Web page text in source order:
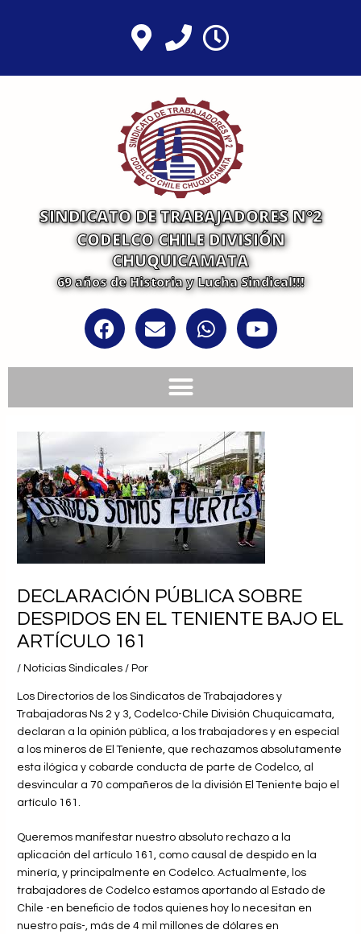
SINDICATO DE TRABAJADORES N°2
CODELCO CHILE DIVISIÓN
CHUQUICAMATA
69 años de Historia y Lucha Sindical!!!
a
c
n
v
h
a
p
o
u
DECLARACIÓN PÚBLICA SOBRE
DESPIDOS EN EL TENIENTE BAJO EL
ARTÍCULO 161
/ Noticias Sindicales / Por
Los Directorios de los Sindicatos de Trabajadores y
Trabajadoras Ns 2 y 3, Codelco-Chile División Chuquicamata,
declaran a la opinión pública, a los trabajadores y en especial
a los mineros de El Teniente, que rechazamos absolutamente
esta ilógica y cobarde conducta de parte de Codelco, al
desvincular a 70 compañeros de la división El Teniente bajo el
artículo 161.
Queremos manifestar nuestro absoluto rechazo a la
aplicación del artículo 161, como causal de despido en la
minería, y principalmente en Codelco. Actualmente, los
trabajadores de Codelco estamos aportando al Estado de
Chile -en beneficio de todos quienes hoy lo necesitan en
nuestro país-, más de 4 mil millones de dólares en